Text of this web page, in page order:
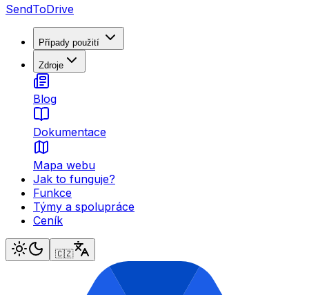
SendToDrive
Případy použití
Zdroje
Blog
Dokumentace
Mapa webu
Jak to funguje?
Funkce
Týmy a spolupráce
Ceník
🇨🇿